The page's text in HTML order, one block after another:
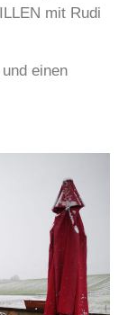
mit Rudi
einen